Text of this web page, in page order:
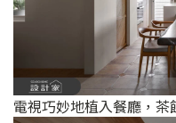
電視巧妙地植入餐廳，茶